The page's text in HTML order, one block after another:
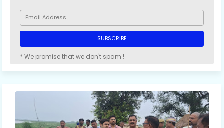
* We promise that we don't spam !